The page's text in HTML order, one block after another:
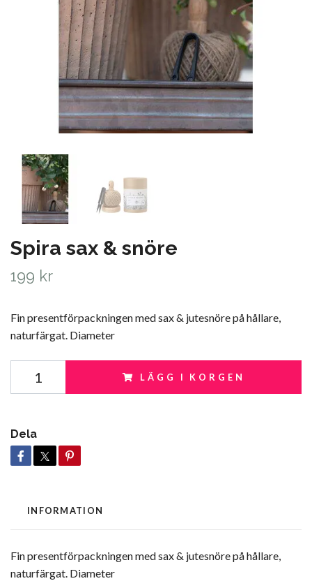
Spira sax & snöre
199 kr
Fin presentförpackningen med sax & jutesnöre på hållare,
naturfärgat. Diameter
LÄGG I KORGEN
Dela
INFORMATION
Fin presentförpackningen med sax & jutesnöre på hållare,
naturfärgat. Diameter